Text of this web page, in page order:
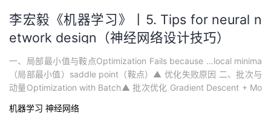
李宏毅《机器学习》丨5. Tips for neural n
etwork design（神经网络设计技巧）
一、局部最小值与鞍点Optimization Fails because …local minima
（局部最小值）saddle point（鞍点）▲ 优化失败原因 二、批次与
动量Optimization with Batch▲ 批次优化 Gradient Descent + Mo
t mean square pr...
机器学习 神经网络